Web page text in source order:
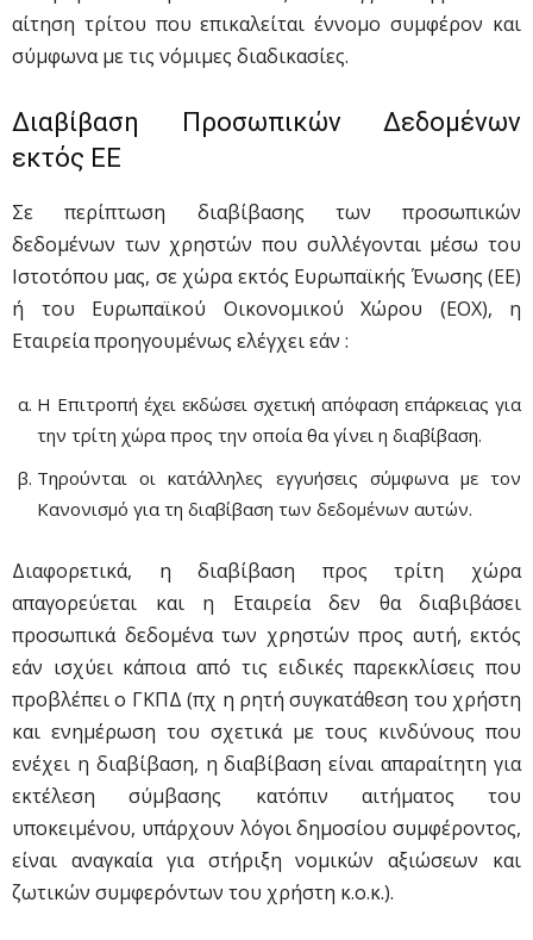
αίτηση τρίτου που επικαλείται έννομο συμφέρον και
σύμφωνα με τις νόμιμες διαδικασίες.
Διαβίβαση Προσωπικών Δεδομένων
εκτός ΕΕ
Σε περίπτωση διαβίβασης των προσωπικών
δεδομένων των χρηστών που συλλέγονται μέσω του
Ιστοτόπου μας, σε χώρα εκτός Ευρωπαϊκής Ένωσης (ΕΕ)
ή του Ευρωπαϊκού Οικονομικού Χώρου (ΕΟΧ), η
Εταιρεία προηγουμένως ελέγχει εάν :
Η Επιτροπή έχει εκδώσει σχετική απόφαση επάρκειας για
την τρίτη χώρα προς την οποία θα γίνει η διαβίβαση.
Τηρούνται οι κατάλληλες εγγυήσεις σύμφωνα με τον
Κανονισμό για τη διαβίβαση των δεδομένων αυτών.
Διαφορετικά, η διαβίβαση προς τρίτη χώρα
απαγορεύεται και η Εταιρεία δεν θα διαβιβάσει
προσωπικά δεδομένα των χρηστών προς αυτή, εκτός
εάν ισχύει κάποια από τις ειδικές παρεκκλίσεις που
προβλέπει ο ΓΚΠΔ (πχ η ρητή συγκατάθεση του χρήστη
και ενημέρωση του σχετικά με τους κινδύνους που
ενέχει η διαβίβαση, η διαβίβαση είναι απαραίτητη για
εκτέλεση σύμβασης κατόπιν αιτήματος του
υποκειμένου, υπάρχουν λόγοι δημοσίου συμφέροντος,
είναι αναγκαία για στήριξη νομικών αξιώσεων και
ζωτικών συμφερόντων του χρήστη κ.ο.κ.).